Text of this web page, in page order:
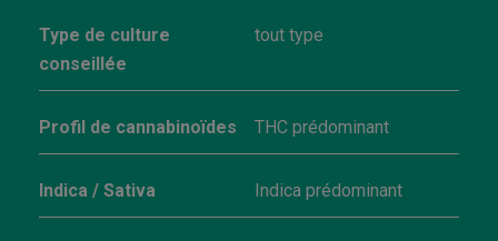
Type de culture
conseillée
tout type
Profil de cannabinoïdes THC prédominant
Indica / Sativa Indica prédominant